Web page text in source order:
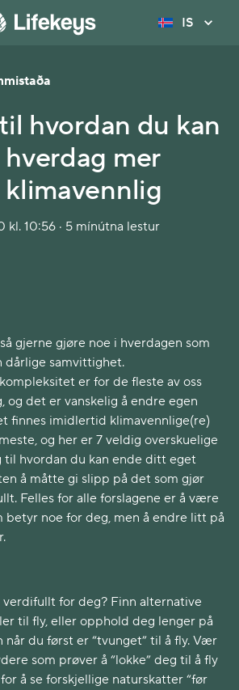
IS
hvordan du kan
mer
10:56 · 5 mínútna lestur
gjerne gjøre noe i hverdagen som
dårlige samvittighet.
er for de fleste av oss
og det er vanskelig å endre egen
finnes imidlertid klimavennlige(re)
og her er 7 veldig overskuelige
til hvordan du kan ende ditt eget
å måtte gi slipp på det som gjør
Felles for alle forslagene er å være
betyr noe for deg, men å endre litt på
verdifullt for deg? Finn alternative
til fly, eller opphold deg lenger på
når du først er “tvunget” til å fly. Vær
som prøver å “lokke” deg til å fly
å se forskjellige naturskatter “før